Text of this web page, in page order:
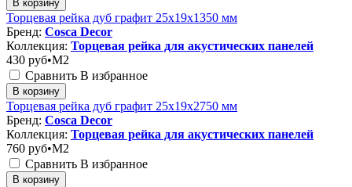
В корзину
Торцевая рейка дуб графит 25x19x1350 мм
Бренд: Cosca Decor
Коллекция: Торцевая рейка для акустических панелей
430 руб•M2
Сравнить В избранное
В корзину
Торцевая рейка дуб графит 25x19x2750 мм
Бренд: Cosca Decor
Коллекция: Торцевая рейка для акустических панелей
760 руб•M2
Сравнить В избранное
В корзину